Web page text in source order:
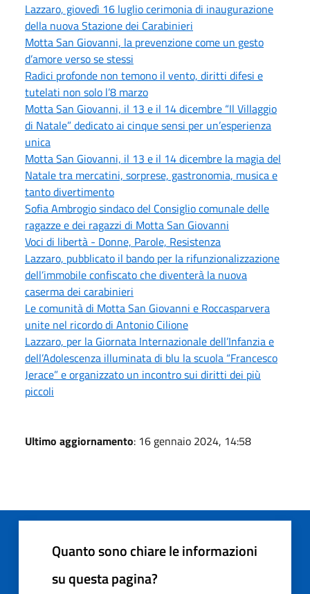
Lazzaro, giovedì 16 luglio cerimonia di inaugurazione
della nuova Stazione dei Carabinieri
Motta San Giovanni, la prevenzione come un gesto
d’amore verso se stessi
Radici profonde non temono il vento, diritti difesi e
tutelati non solo l’8 marzo
Motta San Giovanni, il 13 e il 14 dicembre “Il Villaggio
di Natale” dedicato ai cinque sensi per un’esperienza
unica
Motta San Giovanni, il 13 e il 14 dicembre la magia del
Natale tra mercatini, sorprese, gastronomia, musica e
tanto divertimento
Sofia Ambrogio sindaco del Consiglio comunale delle
ragazze e dei ragazzi di Motta San Giovanni
Voci di libertà - Donne, Parole, Resistenza
Lazzaro, pubblicato il bando per la rifunzionalizzazione
dell’immobile confiscato che diventerà la nuova
caserma dei carabinieri
Le comunità di Motta San Giovanni e Roccasparvera
unite nel ricordo di Antonio Cilione
Lazzaro, per la Giornata Internazionale dell’Infanzia e
dell’Adolescenza illuminata di blu la scuola “Francesco
Jerace” e organizzato un incontro sui diritti dei più
piccoli
Ultimo aggiornamento: 16 gennaio 2024, 14:58
Quanto sono chiare le informazioni
su questa pagina?